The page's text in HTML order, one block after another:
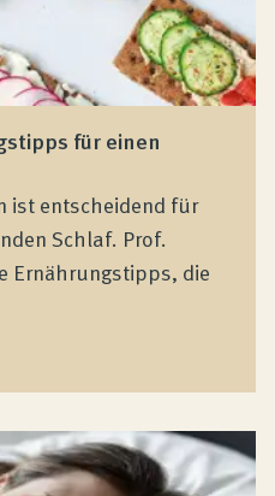
für einen
ist entscheidend für
Schlaf. Prof.
Ernährungstipps, die